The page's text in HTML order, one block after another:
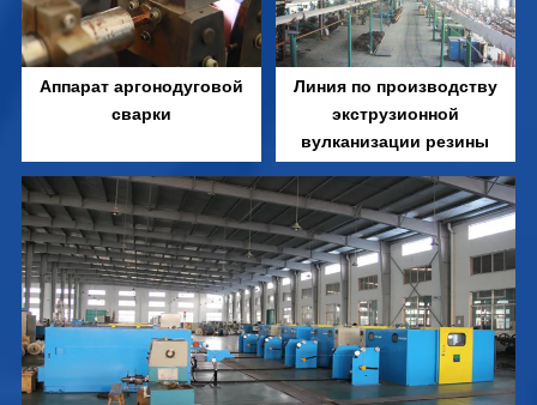
Аппарат аргонодуговой
сварки
Линия по производству
экструзионной
вулканизации резины